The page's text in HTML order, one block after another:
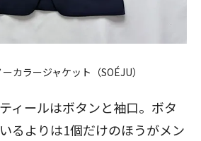
カラージャケット（SOÉJU）
ィールはボタンと袖口。ボタ
るよりは1個だけのほうがメン